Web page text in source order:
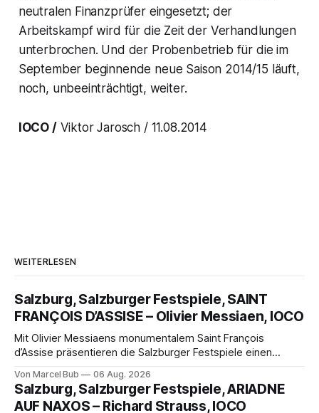
neutralen Finanzprüfer eingesetzt; der
Arbeitskampf wird für die Zeit der Verhandlungen
unterbrochen. Und der Probenbetrieb für die im
September beginnende neue Saison 2014/15 läuft,
noch, unbeeinträchtigt, weiter.
IOCO /Viktor Jarosch / 11.08.2014
WEITERLESEN
Salzburg, Salzburger Festspiele, SAINT
FRANÇOIS D’ASSISE – Olivier Messiaen, IOCO
Mit Olivier Messiaens monumentalem Saint François
d’Assise präsentieren die Salzburger Festspiele einen
eine bildgewaltige Inszenierung, Maxime Pascal entfaltet
die komplexe Partitur eindrucksvoll, Philippe Sly berührt als
Franziskus.
Von Marcel Bub 06 Aug. 2026
Salzburg, Salzburger Festspiele, ARIADNE
AUF NAXOS – Richard Strauss, IOCO